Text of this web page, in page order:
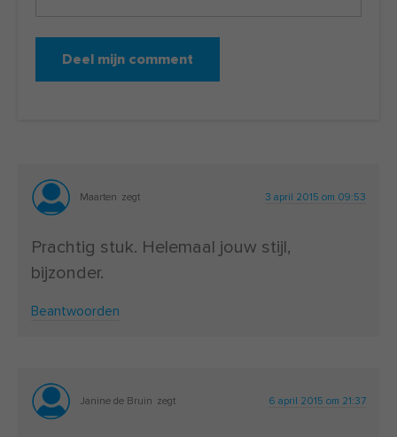
Maarten zegt 3 april 2015 om 09:53
Prachtig stuk. Helemaal jouw stijl,
bijzonder.
Beantwoorden
Janine de Bruin zegt 6 april 2015 om 21:37